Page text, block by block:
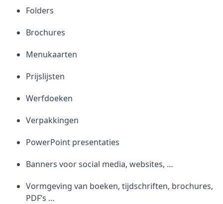
Folders
Brochures
Menukaarten
Prijslijsten
Werfdoeken
Verpakkingen
PowerPoint presentaties
Banners voor social media, websites, …
Vormgeving van boeken, tijdschriften, brochures,
PDF’s …